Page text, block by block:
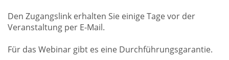
Den Zugangslink erhalten Sie einige Tage vor der
Veranstaltung per E-Mail.
Für das Webinar gibt es eine Durchführungsgarantie.